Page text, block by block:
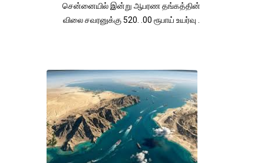
சென்னையில் இன்று ஆபரண தங்கத்தின்
விலை சவரனுக்கு 520. .00 ரூபாய் உயர்வு .